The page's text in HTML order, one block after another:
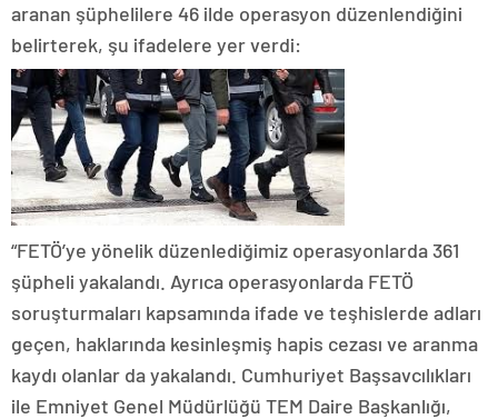
aranan şüphelilere 46 ilde operasyon düzenlendiğini
belirterek, şu ifadelere yer verdi:
“FETÖ’ye yönelik düzenlediğimiz operasyonlarda 361
şüpheli yakalandı. Ayrıca operasyonlarda FETÖ
soruşturmaları kapsamında ifade ve teşhislerde adları
geçen, haklarında kesinleşmiş hapis cezası ve aranma
kaydı olanlar da yakalandı. Cumhuriyet Başsavcılıkları
ile Emniyet Genel Müdürlüğü TEM Daire Başkanlığı,